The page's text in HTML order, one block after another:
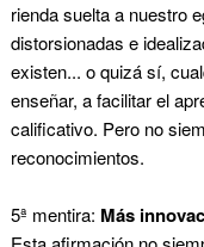
rienda suelta a nuestro
distorsionadas e
existen... o quizá sí,
enseñar, a facilitar el
calificativo. Pero no
reconocimientos.
5ª mentira: Más